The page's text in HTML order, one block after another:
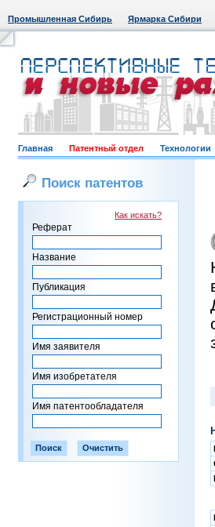
Промышленная Сибирь Ярмарка Сибири
Главная Патентный отдел Технологии
Поиск патентов
Как искать?
Реферат
Название
Публикация
Регистрационный номер
Имя заявителя
Имя изобретателя
Имя патентообладателя